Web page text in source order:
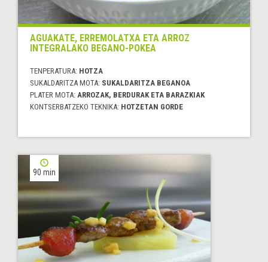
AGUAKATE, ERREMOLATXA ETA ARROZ
INTEGRALAKO BEGANO-POKEA
TENPERATURA: HOTZA
SUKALDARITZA MOTA: SUKALDARITZA BEGANOA
PLATER MOTA: ARROZAK, BERDURAK ETA BARAZKIAK
KONTSERBATZEKO TEKNIKA: HOTZETAN GORDE
90 min